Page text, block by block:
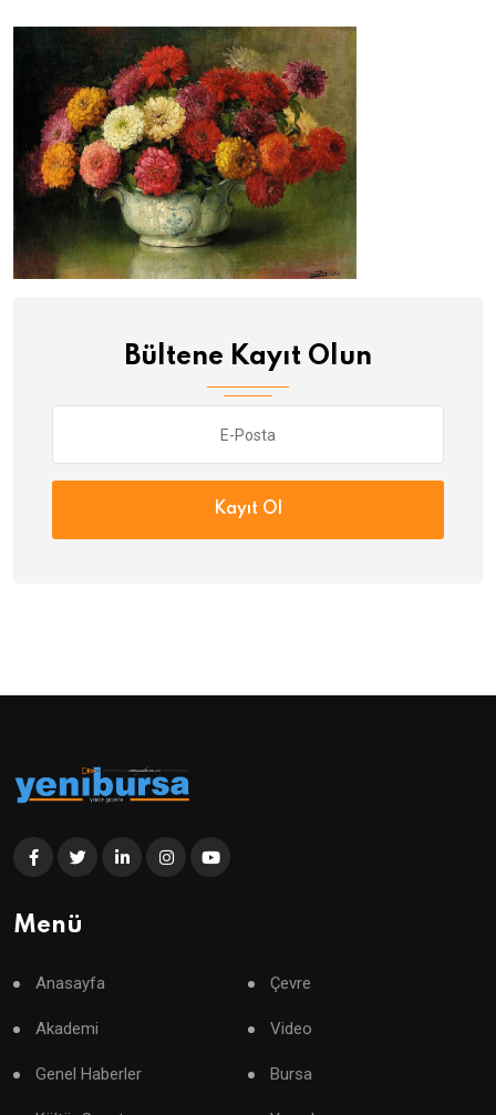
Bültene Kayıt Olun
Kayıt Ol
Menü
Anasayfa Çevre
Akademi Video
Genel Haberler Bursa